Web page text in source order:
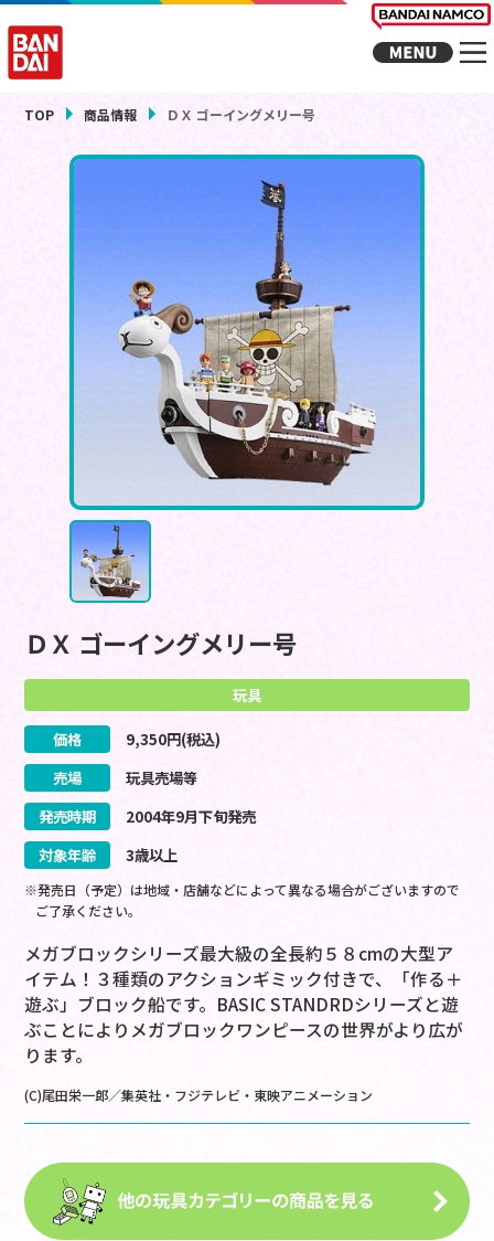
TOP 商品情報 ＤＸ ゴーイングメリー号
ＤＸ ゴーイングメリー号
玩具
価格 9,350円(税込)
売場
玩具売場等
発売時期
2004年9月下旬発売
対象年齢
3歳以上
※発売日（予定）は地域・店舗などによって異なる場合がございますので
ご了承ください。
メガブロックシリーズ最大級の全長約５８cmの大型ア
イテム！３種類のアクションギミック付きで、「作る＋
遊ぶ」ブロック船です。BASIC STANDRDシリーズと遊
ぶことによりメガブロックワンピースの世界がより広が
ります。
(C)尾田栄一郎／集英社・フジテレビ・東映アニメーション